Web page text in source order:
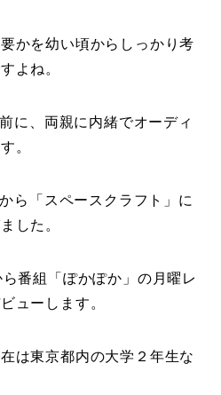
かを幼い頃からしっかり考
よね。
に、両親に内緒でオーディ
。
ら「スペースクラフト」に
した。
番組「ぽかぽか」の月曜レ
ューします。
は東京都内の大学２年生な